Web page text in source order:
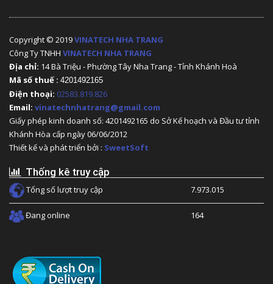
Copyright © 2019VINATECH NHA TRANG
Công Ty TNHH VINATECH NHA TRANG
Địa chỉ: 14 Bà Triệu - Phường Tây Nha Trang - Tỉnh Khánh Hoà
Mã số thuế : 4201492165
Điện thoại: 02583.819.826
Email: vinatechnhatrang@gmail.com
Giấy phép kinh doanh số: 4201492165 do Sở Kế hoạch và Đầu tư tỉnh
Khánh Hòa cấp ngày 06/06/2012
Thiết kế và phát triển bởi : SweetSoft
Thống kê truy cập
Tổng số lượt truy cập 7.973.015
Đang online 164